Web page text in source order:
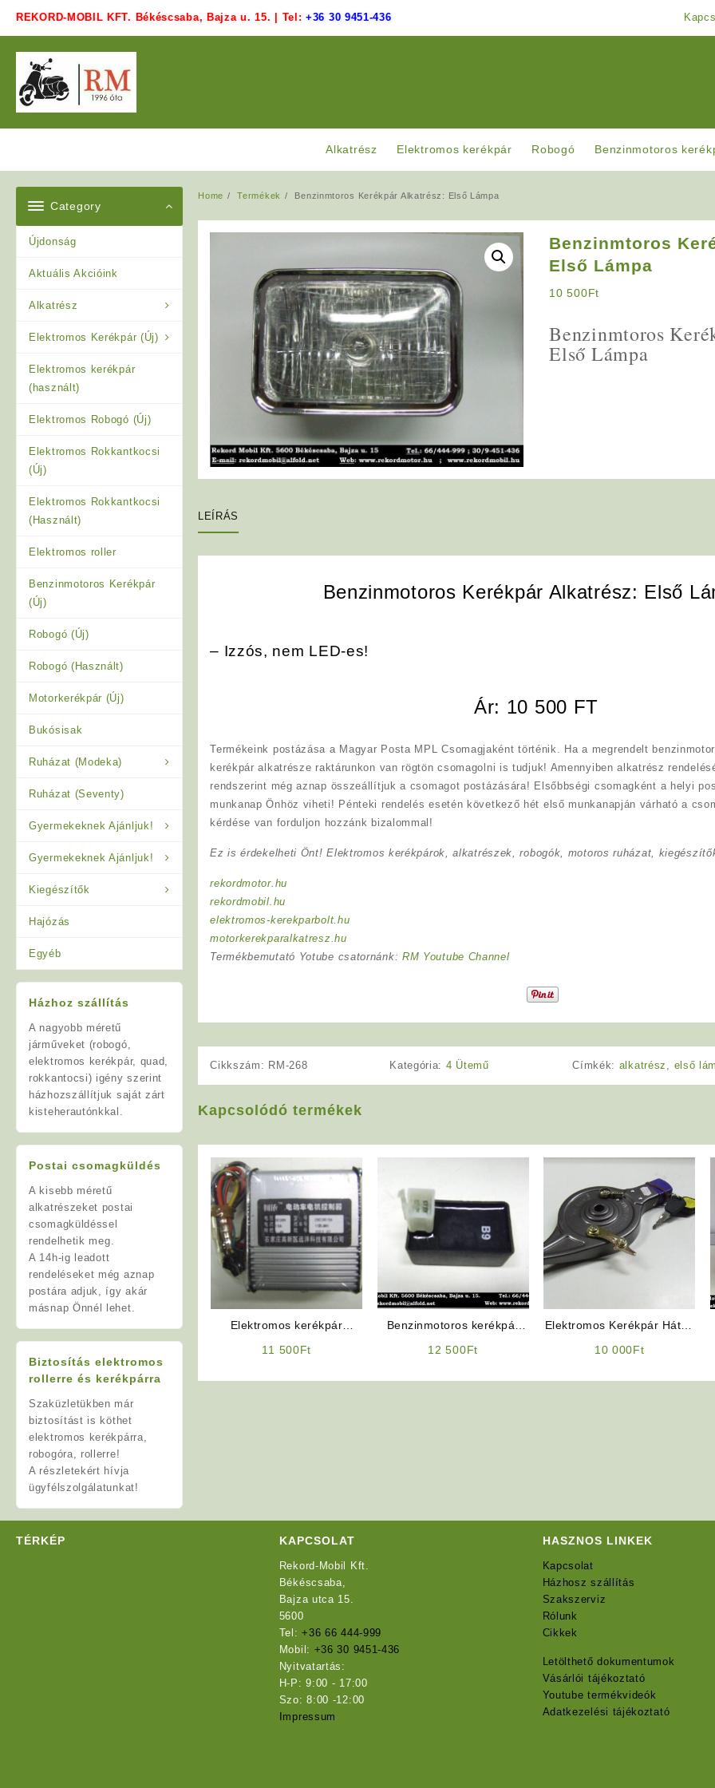
REKORD-MOBIL KFT. Békéscsaba, Bajza u. 15. | Tel:+36 30 9451-436
Alkatrész Elektromos kerékpár Robogó Benzinmotoros
Category
Újdonság
Aktuális Akcióink
Alkatrész
Elektromos Kerékpár (Új)
Elektromos kerékpár
(használt)
Elektromos Robogó (Új)
Elektromos Rokkantkocsi
(Új)
Elektromos Rokkantkocsi
(Használt)
Elektromos roller
Benzinmotoros Kerékpár
(Új)
Robogó (Új)
Robogó (Használt)
Motorkerékpár (Új)
Bukósisak
Ruházat (Modeka)
Ruházat (Seventy)
Gyermekeknek Ajánljuk!
Gyermekeknek Ajánljuk!
Kiegészítők
Hajózás
Egyéb
Házhoz szállítás
A nagyobb méretű
járműveket (robogó,
elektromos kerékpár, quad,
rokkantocsi) igény szerint
házhozszállítjuk saját zárt
kisteherautónkkal.
Postai csomagküldés
A kisebb méretű
alkatrészeket postai
csomagküldéssel
rendelhetik meg.
A 14h-ig leadott
rendeléseket még aznap
postára adjuk, így akár
másnap Önnél lehet.
Biztosítás elektromos
rollerre és kerékpárra
Szaküzletükben már
biztosítást is köthet
elektromos kerékpárra,
robogóra, rollerre!
A részletekért hívja
ügyfélszolgálatunkat!
Home Termékek Benzinmtoros Kerékpár Alkatrész: Első Lámpa
Benzinmtoros
Első Lámpa
10 500Ft
Benzinmtoros
Első Lámpa
LEÍRÁS
Benzinmotoros Kerékpár Alkatrész: Első
– Izzós, nem LED-es!
Ár: 10 500 FT
Termékeink postázása a Magyar Posta MPL Csomagjaként történik. Ha a megrendelt
kerékpár alkatrésze raktárunkon van rögtön csomagolni is tudjuk! Amennyiben alkatrész
rendszerint még aznap összeállítjuk a csomagot postázására! Elsőbbségi csomagként a helyi
munkanap Önhöz viheti! Pénteki rendelés esetén következő hét első munkanapján várható a
kérdése van forduljon hozzánk bizalommal!
Ez is érdekelheti Önt! Elektromos kerékpárok, alkatrészek, robogók, motoros ruházat,
rekordmotor.hu
rekordmobil.hu
elektromos-kerekparbolt.hu
motorkerekparalkatresz.hu
Termékbemutató Yotube csatornánk: RM Youtube Channel
Cikkszám: RM-268 Kategória: 4 Ütemű Címkék: alkatrész első
Kapcsolódó termékek
Elektromos kerékpár
11 500Ft
Benzinmotoros kerékpár
12 500Ft
Elektromos Kerékpár Hátsó
10 000Ft
TÉRKÉP KAPCSOLAT
Rekord-Mobil Kft.
Békéscsaba,
Bajza utca 15.
5600
Tel:+36 66 444-999
Mobil: +36 30 9451-436
Nyitvatartás:
H-P: 9:00 - 17:00
Szo: 8:00 -12:00
Impressum
HASZNOS LINKEK
Kapcsolat
Házhosz szállítás
Szakszerviz
Rólunk
Cikkek
Letölthető dokumentumok
Vásárlói tájékoztató
Youtube termékvideók
Adatkezelési tájékoztató